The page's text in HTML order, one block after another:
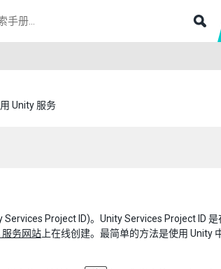
Unity 服务
Services Project ID)。Unity Services Project ID
服务网站 上在线创建。最简单的方法是使用 Unity